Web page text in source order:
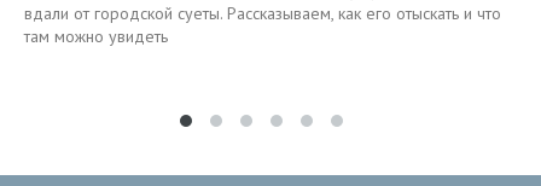
вдали от городской суеты. Рассказываем, как его отыскать и что
там можно увидеть